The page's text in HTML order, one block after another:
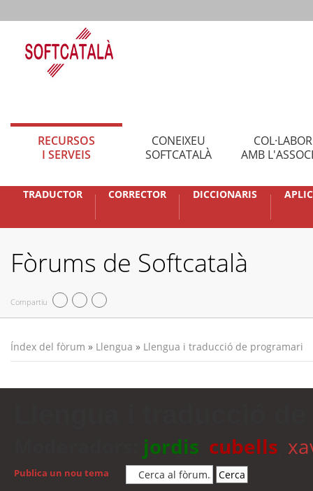
RECURSOS
I SERVEIS
CONEIXEU
SOFTCATALÀ
AMB
TRADUCTOR CORRECTOR DICCIONARIS
Fòrums de Softcatalà
Compartiu
Índex del fòrum » Llengua » Llengua i traducció de programari
jordis cubells
Publica un nou tema